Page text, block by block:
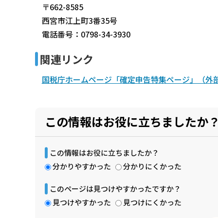
〒662-8585
西宮市江上町3番35号
電話番号：0798-34-3930
関連リンク
国税庁ホームページ「確定申告特集ページ」（外
この情報はお役に立ちましたか？
この情報はお役に立ちましたか？
分かりやすかった
分かりにくかった
このページは見つけやすかったですか？
見つけやすかった
見つけにくかった